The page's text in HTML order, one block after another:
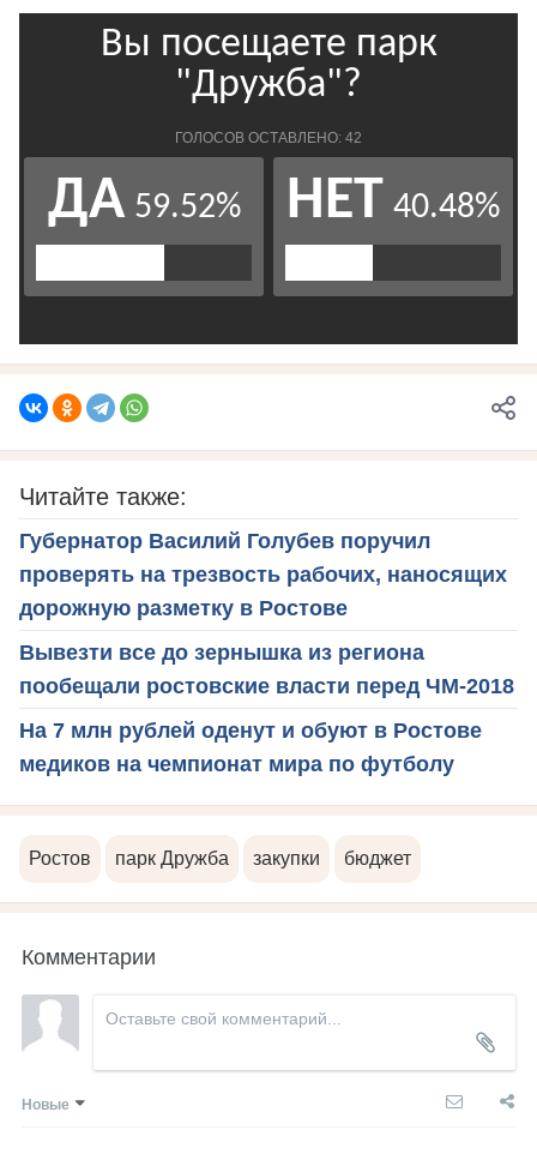
Читайте также:
Губернатор Василий Голубев поручил
проверять на трезвость рабочих, наносящих
дорожную разметку в Ростове
Вывезти все до зернышка из региона
пообещали ростовские власти перед ЧМ-2018
На 7 млн рублей оденут и обуют в Ростове
медиков на чемпионат мира по футболу
Ростов парк Дружба закупки бюджет
Комментарии
Новые